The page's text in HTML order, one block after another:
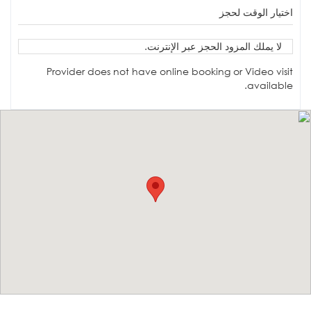
اختيار الوقت لحجز
لا يملك المزود الحجز عبر الإنترنت.
Provider does not have online booking or Video visit
available.